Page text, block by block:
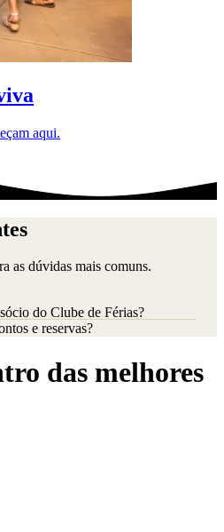
aqui.
as dúvidas mais comuns.
do Clube de Férias?
e reservas?
das melhores